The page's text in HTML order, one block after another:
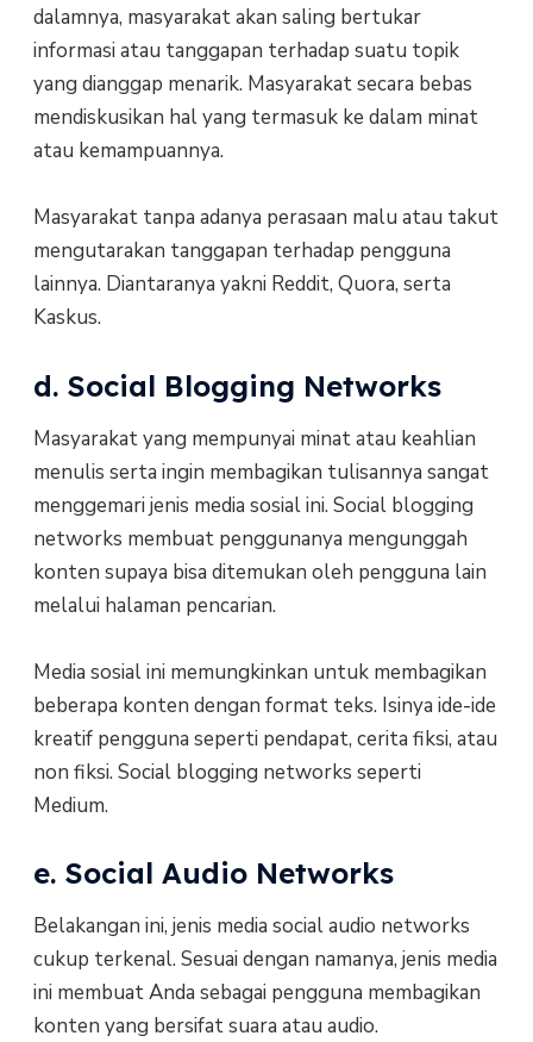
dalamnya, masyarakat akan saling bertukar
informasi atau tanggapan terhadap suatu topik
yang dianggap menarik. Masyarakat secara bebas
mendiskusikan hal yang termasuk ke dalam minat
atau kemampuannya.
Masyarakat tanpa adanya perasaan malu atau takut
mengutarakan tanggapan terhadap pengguna
lainnya. Diantaranya yakni Reddit, Quora, serta
Kaskus.
d. Social Blogging Networks
Masyarakat yang mempunyai minat atau keahlian
menulis serta ingin membagikan tulisannya sangat
menggemari jenis media sosial ini. Social blogging
networks membuat penggunanya mengunggah
konten supaya bisa ditemukan oleh pengguna lain
melalui halaman pencarian.
Media sosial ini memungkinkan untuk membagikan
beberapa konten dengan format teks. Isinya ide-ide
kreatif pengguna seperti pendapat, cerita fiksi, atau
non fiksi. Social blogging networks seperti
Medium.
e. Social Audio Networks
Belakangan ini, jenis media social audio networks
cukup terkenal. Sesuai dengan namanya, jenis media
ini membuat Anda sebagai pengguna membagikan
konten yang bersifat suara atau audio.